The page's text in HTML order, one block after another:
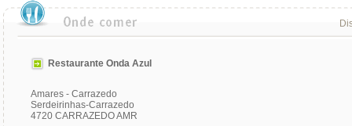
Restaurante Onda Azul
Amares - Carrazedo
Serdeirinhas-Carrazedo
4720 CARRAZEDO AMR